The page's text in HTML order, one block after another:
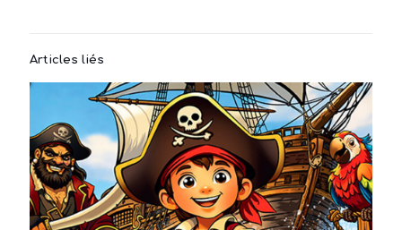
Articles liés